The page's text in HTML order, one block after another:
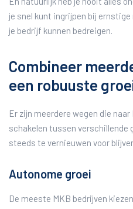
je snel kunt ingrijpen bij
je bedrijf kunnen bedreigen.
Combineer
een robuuste
Er zijn meerdere wegen die
schakelen tussen verschillende
steeds te vernieuwen voor
Autonome groei
De meeste MKB bedrijven